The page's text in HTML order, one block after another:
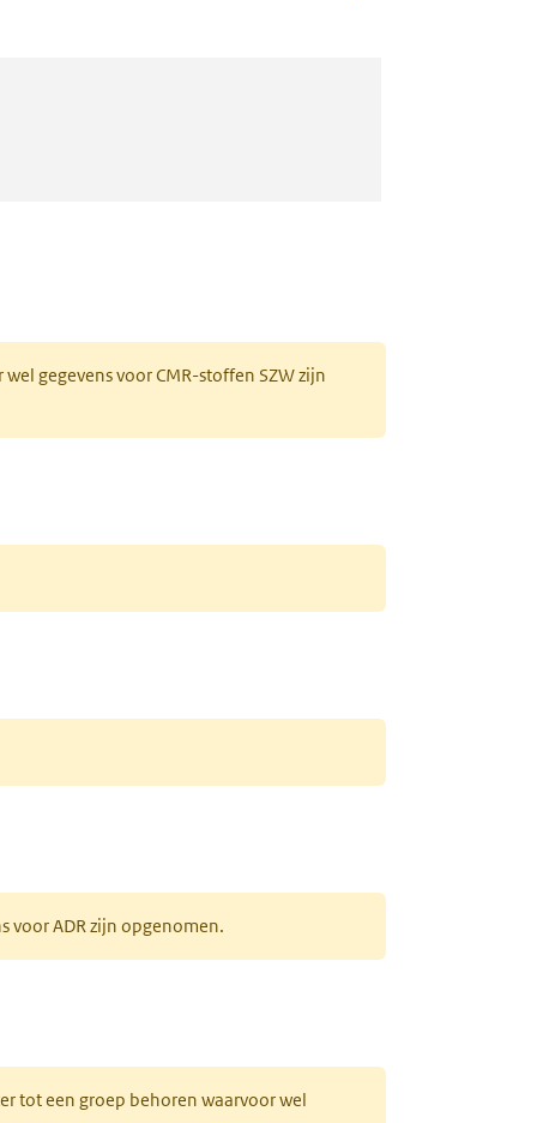
gegevens voor CMR-stoffen SZW zijn
voor ADR zijn opgenomen.
tot een groep behoren waarvoor wel